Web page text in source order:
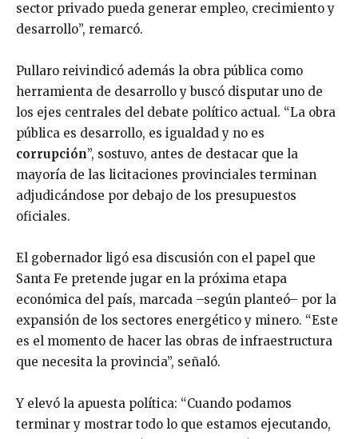
sector privado pueda generar empleo, crecimiento y
desarrollo”, remarcó.
Pullaro reivindicó además la obra pública como
herramienta de desarrollo y buscó disputar uno de
los ejes centrales del debate político actual. “La obra
pública es desarrollo, es igualdad y no es
corrupción”, sostuvo, antes de destacar que la
mayoría de las licitaciones provinciales terminan
adjudicándose por debajo de los presupuestos
oficiales.
El gobernador ligó esa discusión con el papel que
Santa Fe pretende jugar en la próxima etapa
económica del país, marcada –según planteó– por la
expansión de los sectores energético y minero. “Este
es el momento de hacer las obras de infraestructura
que necesita la provincia”, señaló.
Y elevó la apuesta política: “Cuando podamos
terminar y mostrar todo lo que estamos ejecutando,